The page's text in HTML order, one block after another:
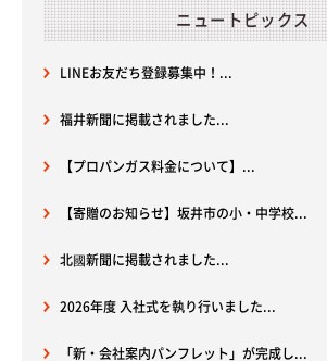
ニュートピックス
LINEお友だち登録募集中！...
福井新聞に掲載されました...
【プロパンガス料金について】...
【寄贈のお知らせ】坂井市の小・中学校...
北國新聞に掲載されました...
2026年度 入社式を執り行いました...
「新・会社案内パンフレット」が完成し...